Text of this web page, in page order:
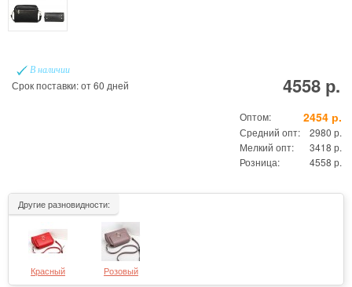
В наличии
Срок поставки: от 60 дней 4558 р.
Оптом: 2454 р.
Средний опт:
2980 р.
Мелкий опт:
3418 р.
Розница:
4558 р.
Другие разновидности:
Красный Розовый